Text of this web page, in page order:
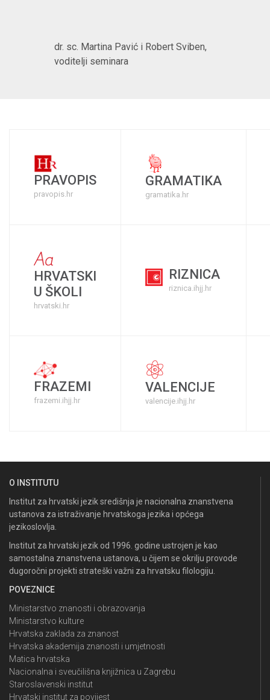
dr. sc. Martina Pavić i Robert Sviben,
voditelji seminara
PRAVOPIS
pravopis.hr
GRAMATIKA
gramatika.hr
HRVATSKI
U ŠKOLI
hrvatski.hr
RIZNICA
riznica.ihjj.hr
FRAZEMI
frazemi.ihjj.hr
VALENCIJE
valencije.ihjj.hr
O INSTITUTU
Institut za hrvatski jezik središnja je nacionalna znanstvena
ustanova za istraživanje hrvatskoga jezika i općega
jezikoslovlja.
Institut za hrvatski jezik od 1996. godine ustrojen je kao
samostalna znanstvena ustanova, u čijem se okrilju provode
dugoročni projekti strateški važni za hrvatsku filologiju.
POVEZNICE
Ministarstvo znanosti i obrazovanja
Ministarstvo kulture
Hrvatska zaklada za znanost
Hrvatska akademija znanosti i umjetnosti
Matica hrvatska
Nacionalna i sveučilišna knjižnica u Zagrebu
Staroslavenski institut
Hrvatski institut za povijest